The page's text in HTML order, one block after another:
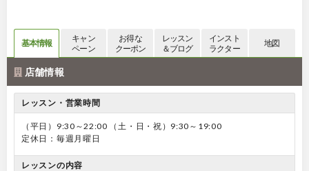
基本情報
キャン
ペーン
お得な
クーポン
レッスン
＆ブログ
インスト
ラクター
地図
店舗情報
レッスン・営業時間
（平日）9:30～22:00 （土・日・祝）9:30～19:00
定休日：毎週月曜日
レッスンの内容